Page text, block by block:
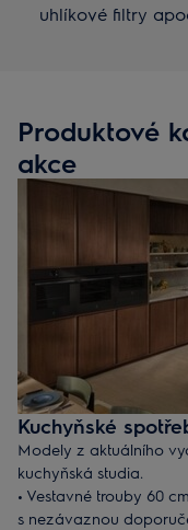
uhlíkové filtry
Produktové
akce
Kuchyňské
Modely z aktuálního
kuchyňská studia.
• Vestavné trouby 60
s nezávaznou